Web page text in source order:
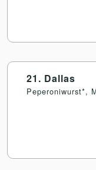
21. Dallas
Peperoniwurst*,